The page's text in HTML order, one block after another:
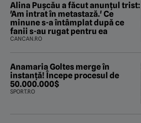
Alina Pușcău a făcut anunțul trist:
'Am intrat în metastază.' Ce
minune s-a întâmplat după ce
fanii s-au rugat pentru ea
CANCAN.RO
Anamaria Goltes merge în
instanță! Începe procesul de
50.000.000$
SPORT.RO